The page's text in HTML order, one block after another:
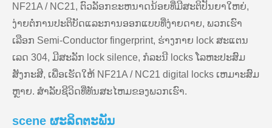
NF21A / NC21, ຕົວລັອກຂະຫນາດນ້ອຍທີ່ມີສະຕິປັນຍາໃຫຍ່,
ງ່າຍຕໍ່ການປະຕິບັດແລະການອອກແບບທີ່ງ່າຍດາຍ, ພວກເຮົາ
ເລືອກ Semi-Conductor fingerprint, ຮ່າງກາຍ lock ສະແຕນ
ເລດ 304, ມີສະລັກ lock silence, ກໍລະນີ locks ໂລຫະປະສົມ
ສັງກະສີ, ເພື່ອເຮັດໃຫ້ NF21A / NC21 digital locks ເຫມາະສົມ
ຫຼາຍ. ສໍາລັບຊີວິດທີ່ທັນສະໄຫມຂອງພວກເຮົາ.
scene ຜະລິດຕະພັນ